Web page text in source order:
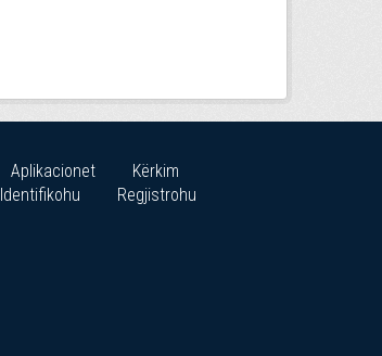
Aplikacionet
Kërkim
Identifikohu Regjistrohu